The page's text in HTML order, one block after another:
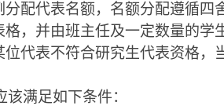
配代表名额，名额分配遵循四
，并由班主任及一定数量的
代表不符合研究生代表资格
该满足如下条件：